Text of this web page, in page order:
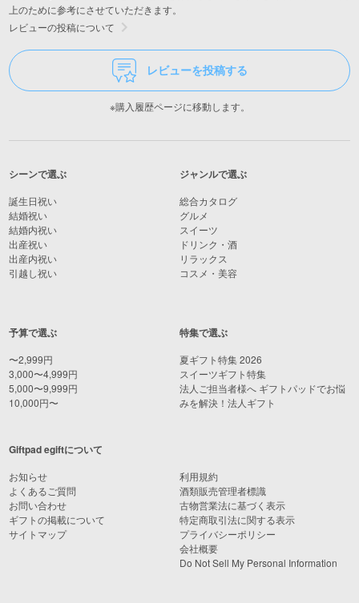
上のために参考にさせていただきます。
レビューの投稿について
レビューを投稿する
※購入履歴ページに移動します。
シーンで選ぶ
誕生日祝い
結婚祝い
結婚内祝い
出産祝い
出産内祝い
引越し祝い
予算で選ぶ
〜2,999円
3,000〜4,999円
5,000〜9,999円
10,000円〜
ジャンルで選ぶ
総合カタログ
グルメ
スイーツ
ドリンク・酒
リラックス
コスメ・美容
特集で選ぶ
夏ギフト特集 2026
スイーツギフト特集
法人ご担当者様へ ギフトパッドでお悩
みを解決！法人ギフト
Giftpad egiftについて
お知らせ
よくあるご質問
お問い合わせ
ギフトの掲載について
サイトマップ
利用規約
酒類販売管理者標識
古物営業法に基づく表示
特定商取引法に関する表示
プライバシーポリシー
会社概要
Do Not Sell My Personal Information